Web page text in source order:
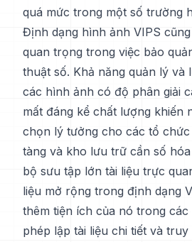
quá mức trong một số trường
Định dạng hình ảnh VIPS
quan trọng trong việc bảo
thuật số. Khả năng quản lý và
các hình ảnh có độ phân giải
mất đáng kể chất lượng khiến
chọn lý tưởng cho các tổ
tàng và kho lưu trữ cần số
bộ sưu tập lớn tài liệu trực
liệu mở rộng trong định dạng
thêm tiện ích của nó trong
phép lập tài liệu chi tiết và